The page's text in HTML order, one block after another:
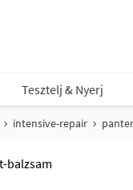
Tesztelj & Nyerj
intensive-repair